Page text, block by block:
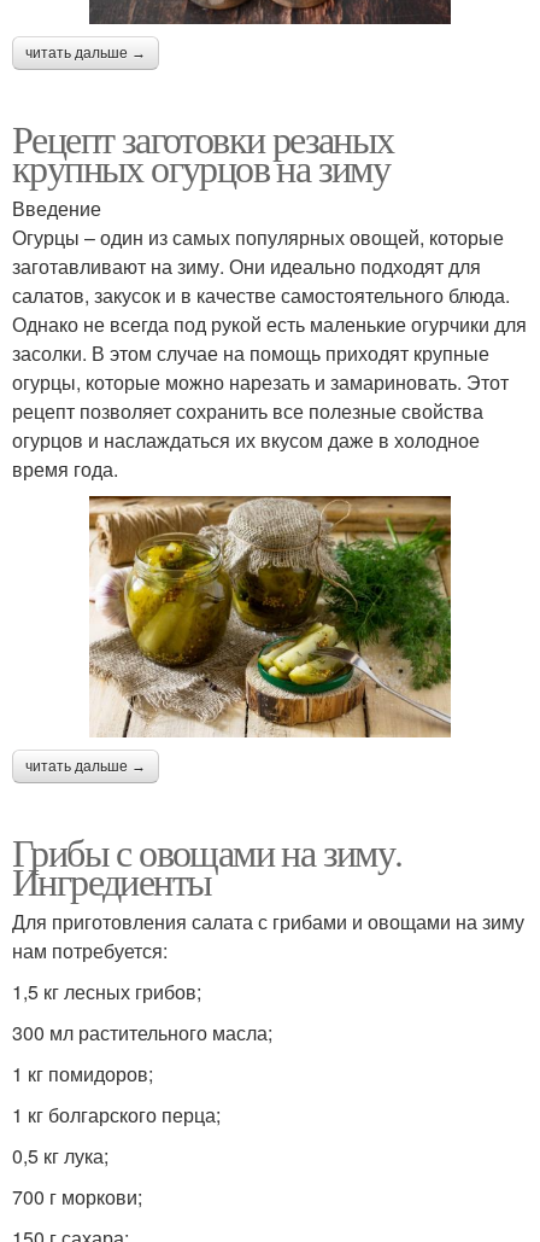
читать дальше →
Рецепт заготовки резаных
крупных огурцов на зиму
Введение
Огурцы – один из самых популярных овощей, которые
заготавливают на зиму. Они идеально подходят для
салатов, закусок и в качестве самостоятельного блюда.
Однако не всегда под рукой есть маленькие огурчики для
засолки. В этом случае на помощь приходят крупные
огурцы, которые можно нарезать и замариновать. Этот
рецепт позволяет сохранить все полезные свойства
огурцов и наслаждаться их вкусом даже в холодное
время года.
читать дальше →
Грибы с овощами на зиму.
Ингредиенты
Для приготовления салата с грибами и овощами на зиму
нам потребуется:
1,5 кг лесных грибов;
300 мл растительного масла;
1 кг помидоров;
1 кг болгарского перца;
0,5 кг лука;
700 г моркови;